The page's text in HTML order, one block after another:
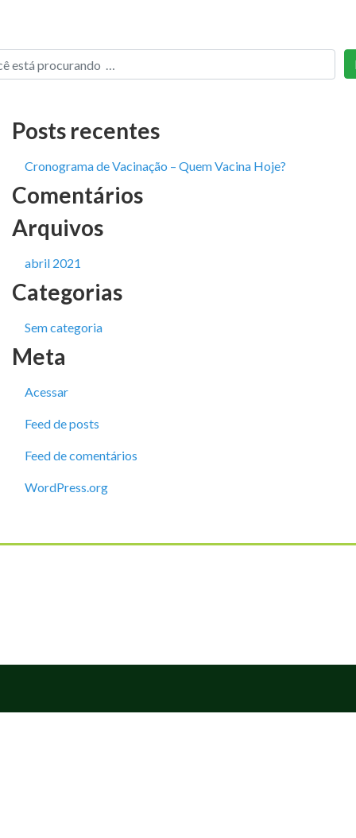
Posts recentes
Cronograma de Vacinação – Quem Vacina Hoje?
Comentários
Arquivos
abril 2021
Categorias
Sem categoria
Meta
Acessar
Feed de posts
Feed de comentários
WordPress.org